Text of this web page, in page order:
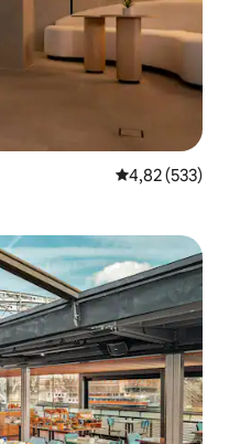
4,82 (533)